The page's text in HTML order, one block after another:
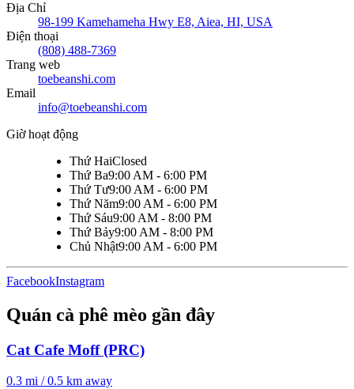
Địa Chỉ
98-199 Kamehameha Hwy E8, Aiea, HI, USA
Điện thoại
(808) 488-7369
Trang web
toebeanshi.com
Email
info@toebeanshi.com
Giờ hoạt động
Thứ HaiClosed
Thứ Ba9:00 AM - 6:00 PM
Thứ Tư9:00 AM - 6:00 PM
Thứ Năm9:00 AM - 6:00 PM
Thứ Sáu9:00 AM - 8:00 PM
Thứ Bảy9:00 AM - 8:00 PM
Chủ Nhật9:00 AM - 6:00 PM
FacebookInstagram
Quán cà phê mèo gần đây
Cat Cafe Moff (PRC)
0.3 mi / 0.5 km away